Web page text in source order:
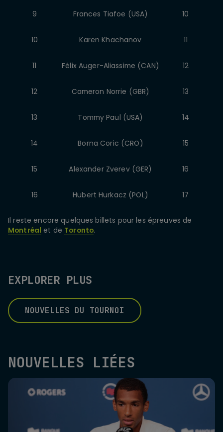
9 Frances Tiafoe (USA) 10
10 Karen Khachanov 11
11 Félix Auger-Aliassime (CAN) 12
12 Cameron Norrie (GBR) 13
13 Tommy Paul (USA) 14
14 Borna Coric (CRO) 15
15 Alexander Zverev (GER) 16
16 Hubert Hurkacz (POL) 17
Il reste encore quelques billets pour les épreuves de
Montréal et de Toronto.
EXPLORER PLUS
NOUVELLES DU TOURNOI
NOUVELLES LIÉES